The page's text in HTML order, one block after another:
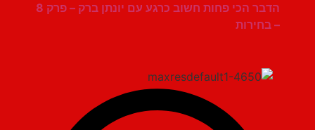
הדבר הכי פחות חשוב כרגע עם יונתן ברק – פרק 8
– בחירות